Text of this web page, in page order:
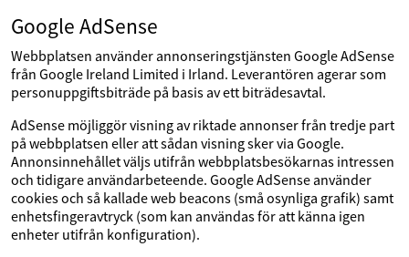
Google AdSense
Webbplatsen använder annonseringstjänsten Google AdSense
från Google Ireland Limited i Irland. Leverantören agerar som
personuppgiftsbiträde på basis av ett biträdesavtal.
AdSense möjliggör visning av riktade annonser från tredje part
på webbplatsen eller att sådan visning sker via Google.
Annonsinnehållet väljs utifrån webbplatsbesökarnas intressen
och tidigare användarbeteende. Google AdSense använder
cookies och så kallade web beacons (små osynliga grafik) samt
enhetsfingeravtryck (som kan användas för att känna igen
enheter utifrån konfiguration).